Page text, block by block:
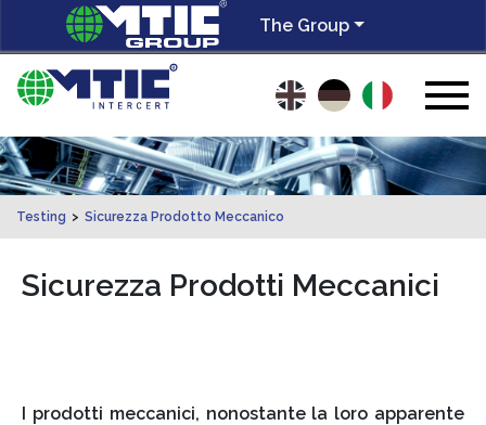
The Group
Testing > Sicurezza Prodotto Meccanico
Sicurezza Prodotti Meccanici
I prodotti meccanici, nonostante la loro apparente